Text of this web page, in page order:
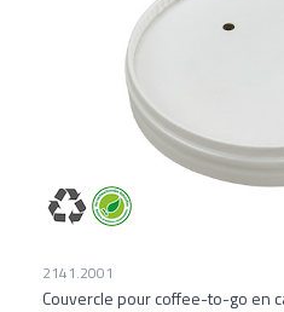
2141.2001
Couvercle pour coffee-to-go en